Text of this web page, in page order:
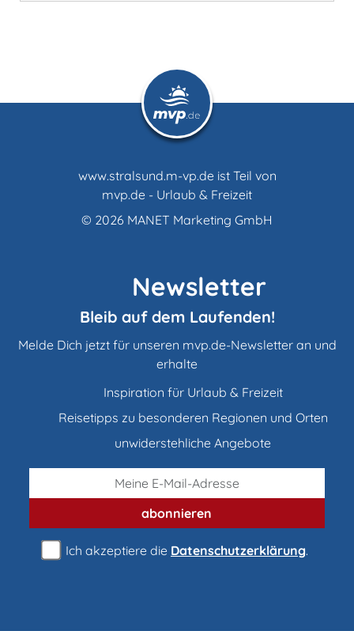
www.stralsund.m-vp.de ist Teil von
mvp.de - Urlaub & Freizeit
© 2026 MANET Marketing GmbH
Newsletter
Bleib auf dem Laufenden!
Melde Dich jetzt für unseren mvp.de-Newsletter an und
erhalte
Inspiration für Urlaub & Freizeit
Reisetipps zu besonderen Regionen und Orten
unwiderstehliche Angebote
abonnieren
Ich akzeptiere die Datenschutzerklärung.